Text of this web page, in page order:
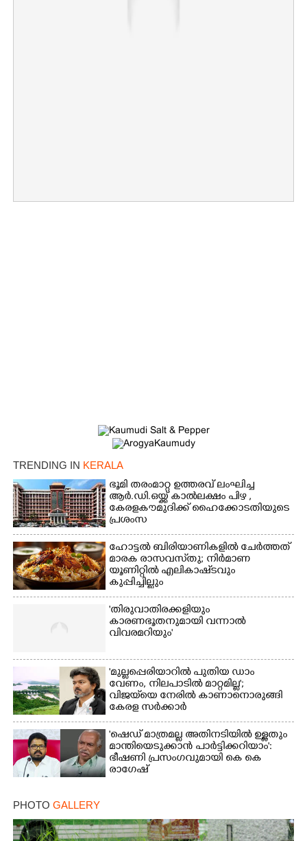
TRENDING IN KERALA
ഭൂമി തരംമാറ്റ ഉത്തരവ് ലംഘിച്ച
ആർ.ഡി.ഒയ്ക്ക് കാൽലക്ഷം പിഴ ,​
കേരളകൗമുദിക്ക് ഹൈക്കോടതിയുടെ
പ്രശംസ
ഹോട്ടൽ ബിരിയാണികളിൽ ചേർത്തത്
മാരക രാസവസ്‌തു; നിർമാണ
യൂണിറ്റിൽ എലികാഷ്‌ടവും
കുപ്പിച്ചില്ലും
'തിരുവാതിരക്കളിയും
കാരണഭൂതനുമായി വന്നാൽ
വിവരമറിയും '
'മുല്ലപ്പെരിയാറിൽ പുതിയ ഡാം
വേണം, നിലപാടിൽ മാറ്റമില്ല';
വിജയ്‌യെ നേരിൽ കാണാനൊരുങ്ങി
കേരള സർക്കാർ
'ഷെഡ് മാത്രമല്ല അതിനടിയിൽ ഉള്ളതും
മാന്തിയെടുക്കാൻ പാർട്ടിക്കറിയാം':
ഭീഷണി പ്രസംഗവുമായി കെ കെ
രാഗേഷ്
PHOTO GALLERY